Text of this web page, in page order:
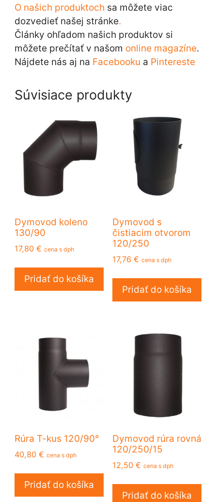
O našich produktoch sa môžete viac
dozvedieť našej stránke.
Články ohľadom našich produktov si
môžete prečítať v našom online magazíne.
Nájdete nás aj na Facebooku a Pintereste
Súvisiace produkty
Dymovod koleno
130/90
17,80 € cena s dph
Pridať do košíka
Dymovod s
čistiacim otvorom
120/250
17,76 € cena s dph
Pridať do košíka
Rúra T-kus 120/90°
40,80 € cena s dph
Pridať do košíka
Dymovod rúra rovná
120/250/15
12,50 € cena s dph
Pridať do košíka